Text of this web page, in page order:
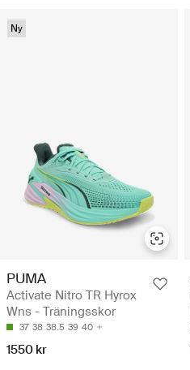
Ny
PUMA
Activate Nitro TR Hyrox
Wns - Träningsskor
37 38 38.5 39 40
1550 kr